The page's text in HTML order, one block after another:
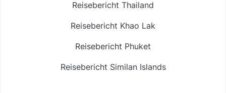
Reisebericht Thailand
Reisebericht Khao Lak
Reisebericht Phuket
Reisebericht Similan Islands